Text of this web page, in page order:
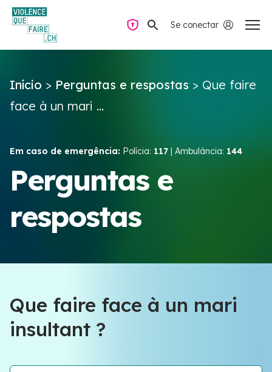
Se conectar
Perguntas e respostas
Violência no casal
Recursos e campanhas
Équipe VIOLENCE QUE FAIRE
Meet our team
Navegação privada
Início > Perguntas e respostas > Que faire
face à un mari ...
Em caso de emergência: Polícia: 117 | Ambulância: 144
Perguntas e
respostas
Que faire face à un mari
insultant ?